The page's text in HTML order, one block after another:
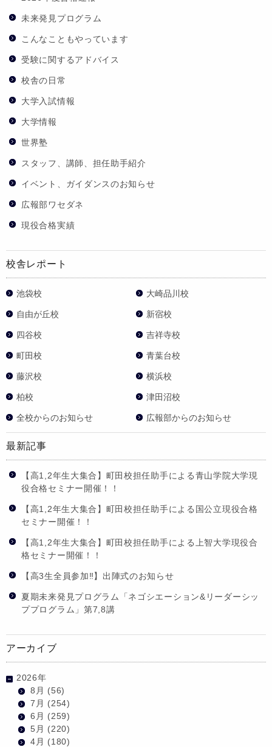
未来発見プログラム
こんなこともやっています
受験に関するアドバイス
校舎の日常
大学入試情報
大学情報
世界塾
スタッフ、講師、担任助手紹介
イベント、ガイダンスのお知らせ
広報部ワセダネ
現役合格実績
校舎レポート
池袋校 大崎品川校
自由が丘校 新宿校
四谷校 吉祥寺校
町田校 青葉台校
藤沢校 横浜校
柏校 津田沼校
全校からのお知らせ 広報部からのお知らせ
最新記事
【高1,2年生大集合】町田校担任助手による青山学院大学現
役合格セミナー開催！！
【高1,2年生大集合】町田校担任助手による国公立現役合格
セミナー開催！！
【高1,2年生大集合】町田校担任助手による上智大学現役合
格セミナー開催！！
【高3生全員参加‼】出陣式のお知らせ
夏期未来発見プログラム「ネゴシエーション&リーダーシッ
ププログラム」第7,8講
アーカイブ
2026年
8月 (56)
7月 (254)
6月 (259)
5月 (220)
4月 (180)